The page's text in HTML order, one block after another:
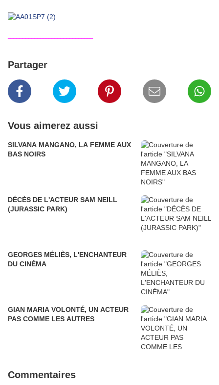
Partager
Vous aimerez aussi
SILVANA MANGANO, LA FEMME AUX
BAS NOIRS
DÉCÈS DE L'ACTEUR SAM NEILL
(JURASSIC PARK)
GEORGES MÉLIÈS, L'ENCHANTEUR
DU CINÉMA
GIAN MARIA VOLONTÉ, UN ACTEUR
PAS COMME LES AUTRES
Commentaires